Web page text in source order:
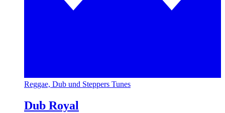
Reggae, Dub und Steppers Tunes
Dub Royal